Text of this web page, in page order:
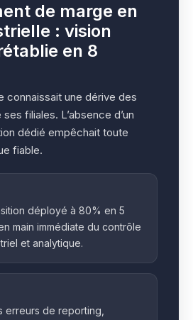
de marge en
: vision
en 8
connaissait une dérive des
filiales. L’absence d’un
dédié empêchait toute
fiable.
déployé à 80% en 5
main immédiate du contrôle
et analytique.
erreurs de reporting,